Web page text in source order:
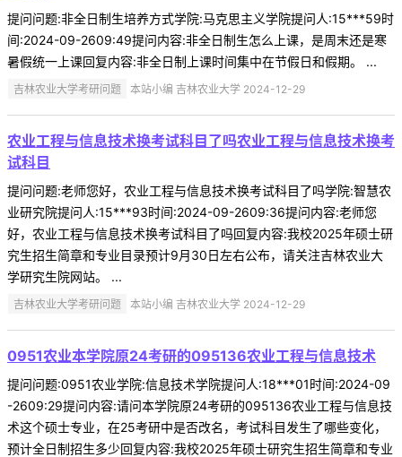
提问问题:非全日制生培养方式学院:马克思主义学院提问人:15***59时
间:2024-09-2609:49提问内容:非全日制生怎么上课，是周末还是寒
暑假统一上课回复内容:非全日制上课时间集中在节假日和假期。 ...
吉林农业大学考研问题 本站小编 吉林农业大学 2024-12-29
农业工程与信息技术换考试科目了吗农业工程与信息技术换考
试科目
提问问题:老师您好，农业工程与信息技术换考试科目了吗学院:智慧农
业研究院提问人:15***93时间:2024-09-2609:36提问内容:老师您
好，农业工程与信息技术换考试科目了吗回复内容:我校2025年硕士研
究生招生简章和专业目录预计9月30日左右公布，请关注吉林农业大
学研究生院网站。 ...
吉林农业大学考研问题 本站小编 吉林农业大学 2024-12-29
0951农业本学院原24考研的095136农业工程与信息技术
提问问题:0951农业学院:信息技术学院提问人:18***01时间:2024-09
-2609:29提问内容:请问本学院原24考研的095136农业工程与信息技
术这个硕士专业，在25考研中是否改名，考试科目发生了哪些变化，
预计全日制招生多少回复内容:我校2025年硕士研究生招生简章和专业